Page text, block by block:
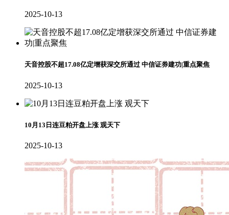
2025-10-13
天音控股不超17.08亿定增获深交所通过 中信证券建功|重点聚焦
2025-10-13
10月13日连豆粕开盘上涨 观天下
2025-10-13